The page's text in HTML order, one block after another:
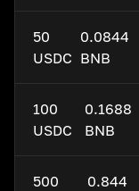
50
USDC
0.0844
BNB
100
USDC
0.1688
BNB
500
0.844